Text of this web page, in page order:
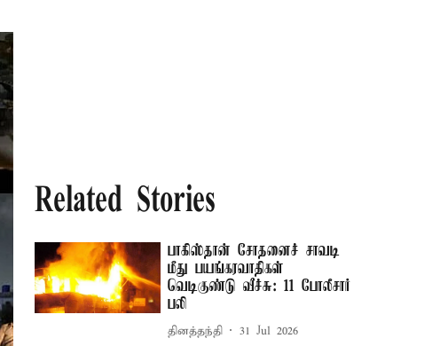
Related Stories
பாகிஸ்தான் சோதனைச் சாவடி
மீது பயங்கரவாதிகள்
வெடிகுண்டு வீச்சு: 11 போலீசார்
பலி
தினத்தந்தி 31 Jul 2026